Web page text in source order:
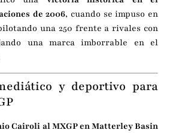
de 2006, cuando se impuso en
una 250 frente a rivales con
una marca imborrable en el
y deportivo para
Cairoli al MXGP en Matterley Basin